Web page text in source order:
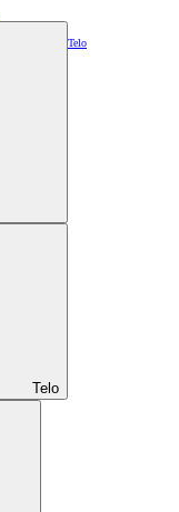
Telo
Telo